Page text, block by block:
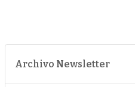
Archivo Newsletter